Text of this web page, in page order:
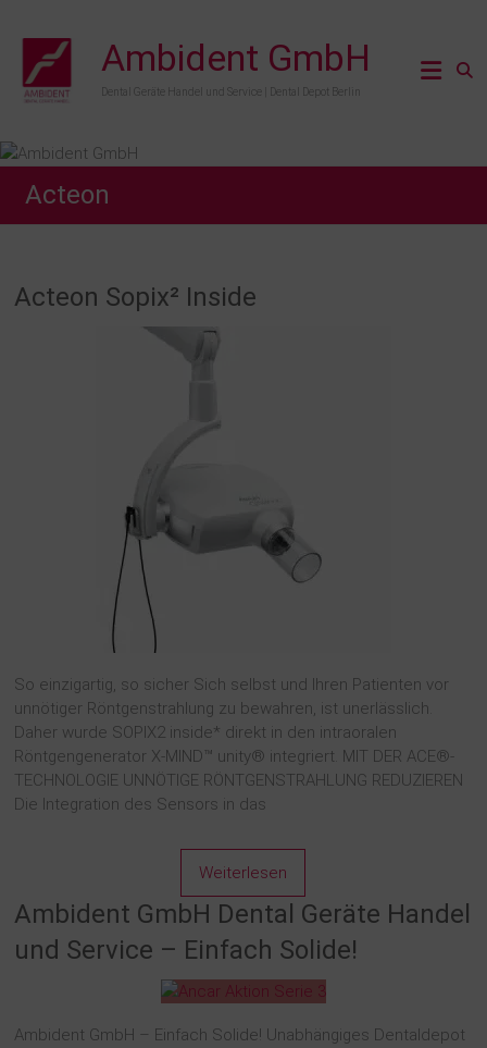
Inhalt
springen
Ambident GmbH
Dental Geräte Handel und Service | Dental Depot Berlin
Acteon
Acteon Sopix² Inside
So einzigartig, so sicher Sich selbst und Ihren Patienten vor
unnötiger Röntgenstrahlung zu bewahren, ist unerlässlich.
Daher wurde SOPIX2 inside* direkt in den intraoralen
Röntgengenerator X-MIND™ unity® integriert. MIT DER ACE®-
TECHNOLOGIE UNNÖTIGE RÖNTGENSTRAHLUNG REDUZIEREN
Die Integration des Sensors in das
Weiterlesen
Ambident GmbH Dental Geräte Handel
und Service – Einfach Solide!
Ambident GmbH – Einfach Solide! Unabhängiges Dentaldepot